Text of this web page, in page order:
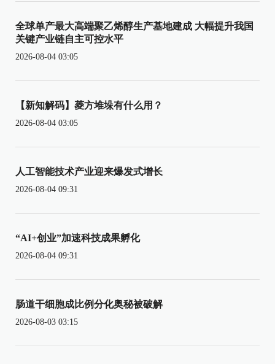
全球单产最大高端聚乙烯醇生产基地建成 大幅提升我国
关键产业链自主可控水平
2026-08-04 03:05
【新知解码】菱方堆垛有什么用？
2026-08-04 03:05
人工智能技术产业迎来爆发式增长
2026-08-04 09:31
“AI+创业”加速科技成果孵化
2026-08-04 09:31
肠道干细胞成比例分化奥秘被破解
2026-08-03 03:15